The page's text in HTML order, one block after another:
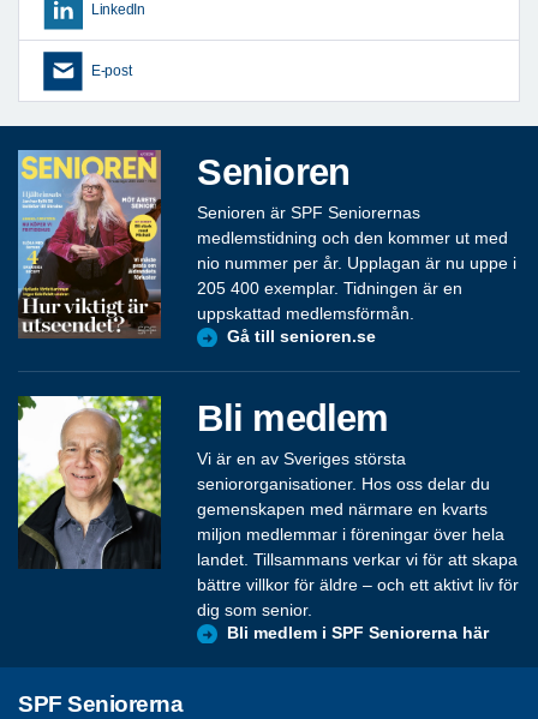
LinkedIn
E-post
Senioren
Senioren är SPF Seniorernas
medlemstidning och den kommer ut med
nio nummer per år. Upplagan är nu uppe i
205 400 exemplar. Tidningen är en
uppskattad medlemsförmån.
Gå till senioren.se
Bli medlem
Vi är en av Sveriges största
seniororganisationer. Hos oss delar du
gemenskapen med närmare en kvarts
miljon medlemmar i föreningar över hela
landet. Tillsammans verkar vi för att skapa
bättre villkor för äldre – och ett aktivt liv för
dig som senior.
Bli medlem i SPF Seniorerna här
SPF Seniorerna